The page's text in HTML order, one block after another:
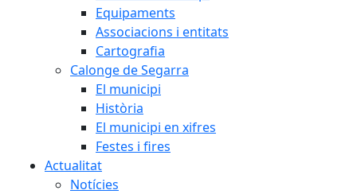
Equipaments
Associacions i entitats
Cartografia
Calonge de Segarra
El municipi
Història
El municipi en xifres
Festes i fires
Actualitat
Notícies